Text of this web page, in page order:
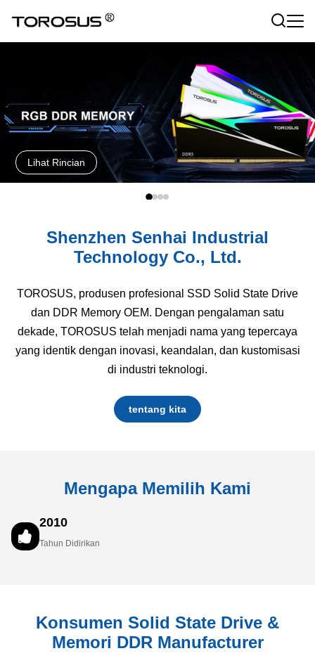
Lihat Rincian
Shenzhen Senhai Industrial
Technology Co., Ltd.
TOROSUS, produsen profesional SSD Solid State Drive
dan DDR Memory OEM. Dengan pengalaman satu
dekade, TOROSUS telah menjadi nama yang tepercaya
yang identik dengan inovasi, keandalan, dan kustomisasi
di industri teknologi.
tentang kita
Mengapa Memilih Kami
2010
Tahun Didirikan
Konsumen Solid State Drive &
Memori DDR Manufacturer